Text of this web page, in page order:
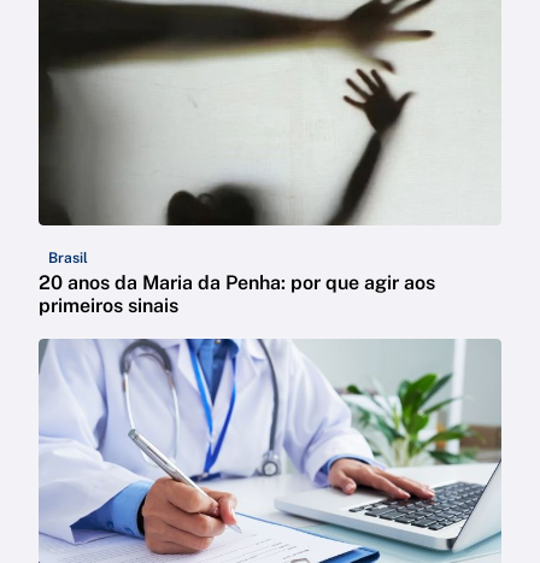
Brasil
20 anos da Maria da Penha: por que agir aos
primeiros sinais